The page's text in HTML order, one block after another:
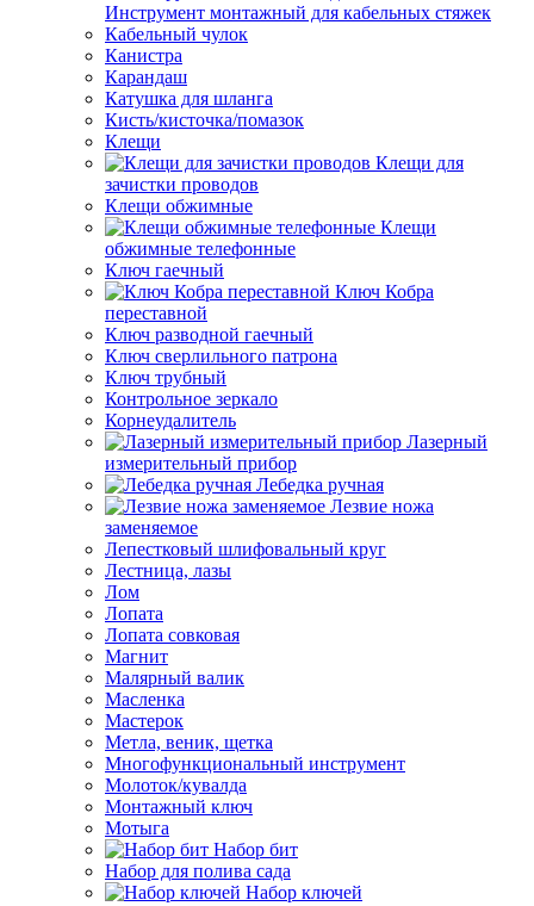
Инструмент монтажный для кабельных стяжек
Кабельный чулок
Канистра
Карандаш
Катушка для шланга
Кисть/кисточка/помазок
Клещи
Клещи для
зачистки проводов
Клещи обжимные
Клещи
обжимные телефонные
Ключ гаечный
Ключ Кобра
переставной
Ключ разводной гаечный
Ключ сверлильного патрона
Ключ трубный
Контрольное зеркало
Корнеудалитель
Лазерный
измерительный прибор
Лебедка ручная
Лезвие ножа
заменяемое
Лепестковый шлифовальный круг
Лестница, лазы
Лом
Лопата
Лопата совковая
Магнит
Малярный валик
Масленка
Мастерок
Метла, веник, щетка
Многофункциональный инструмент
Молоток/кувалда
Монтажный ключ
Мотыга
Набор бит
Набор для полива сада
Набор ключей